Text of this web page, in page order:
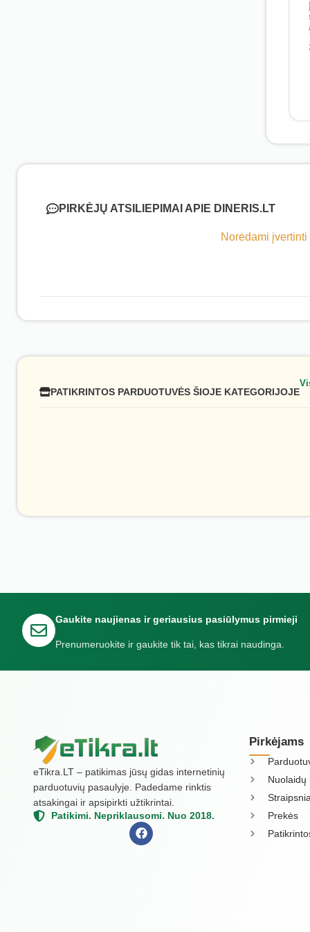
PIRKĖJŲ ATSILIEPIMAI APIE DINERIS.LT
Norėdami
PATIKRINTOS PARDUOTUVĖS ŠIOJE KATEGORIJOJE
Gaukite naujienas ir geriausius pasiūlymus pirmieji
Prenumeruokite ir gaukite tik tai, kas tikrai naudinga.
eTikra.LT – patikimas jūsų gidas internetinių
parduotuvių pasaulyje. Padedame rinktis
atsakingai ir apsipirkti užtikrintai.
Patikimi. Nepriklausomi. Nuo 2018.
Pirkėjams
Nuolaidų
Prekės